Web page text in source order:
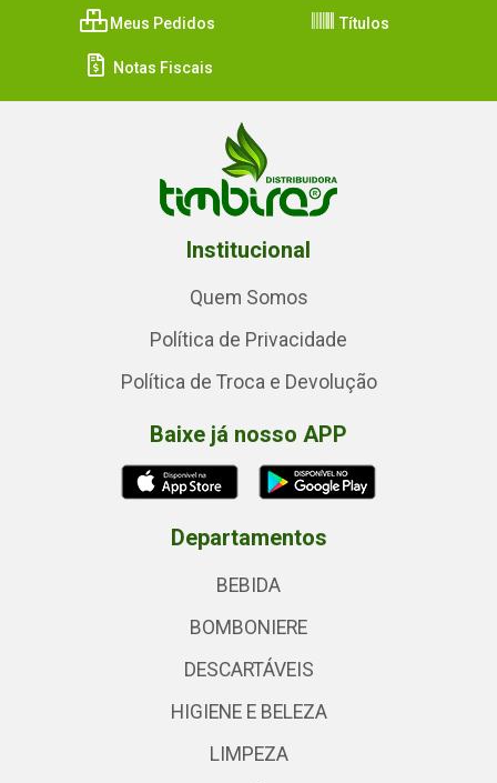
Meus Pedidos Títulos
Notas Fiscais
Institucional
Quem Somos
Política de Privacidade
Política de Troca e Devolução
Baixe já nosso APP
Departamentos
BEBIDA
BOMBONIERE
DESCARTÁVEIS
HIGIENE E BELEZA
LIMPEZA